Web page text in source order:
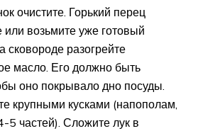
очистите. Горький перец
или возьмите уже готовый
сковороде разогрейте
масло. Его должно быть
оно покрывало дно посуды.
крупными кусками (напополам,
5 частей). Сложите лук в